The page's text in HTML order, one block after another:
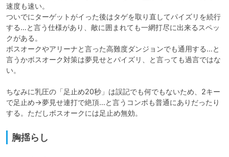
速度も速い。
ついでにターゲットがイった後はタゲを取り直してパイズリを続行
する…と言う仕様があり、敵に囲まれても一網打尽に出来るスペッ
クがある。
ボスオークやアリーナと言った高難度ダンジョンでも通用する…と
言うかボスオーク対策は夢見せとパイズリ、と言っても過言ではな
い。
ちなみに乳圧の「足止め20秒」は誤記でも何でもないため、2キー
で足止め→夢見せ連打で絶頂…と言うコンボも普通にありだったり
する。ただしボスオークには足止め無効。
胸揺らし